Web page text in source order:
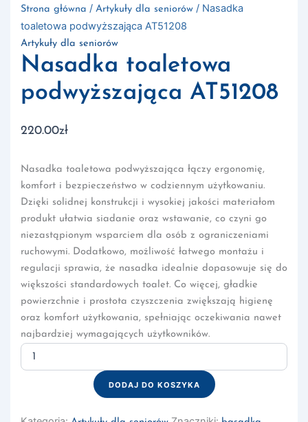
Strona główna / Artykuły dla seniorów/ Nasadka
toaletowa podwyższająca AT51208
Artykuły dla seniorów
Nasadka toaletowa
podwyższająca AT51208
220.00zł
Nasadka toaletowa podwyższająca łączy ergonomię,
komfort i bezpieczeństwo w codziennym użytkowaniu.
Dzięki solidnej konstrukcji i wysokiej jakości materiałom
produkt ułatwia siadanie oraz wstawanie, co czyni go
niezastąpionym wsparciem dla osób z ograniczeniami
ruchowymi. Dodatkowo, możliwość łatwego montażu i
regulacji sprawia, że nasadka idealnie dopasowuje się do
większości standardowych toalet. Co więcej, gładkie
powierzchnie i prostota czyszczenia zwiększają higienę
oraz komfort użytkowania, spełniając oczekiwania nawet
najbardziej wymagających użytkowników.
ilość
Nasadka
DODAJ DO KOSZYKA